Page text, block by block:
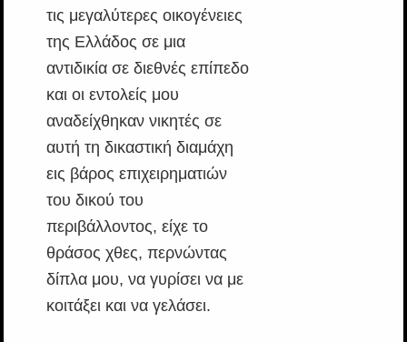
τις μεγαλύτερες οικογένειες
της Ελλάδος σε μια
αντιδικία σε διεθνές επίπεδο
και οι εντολείς μου
αναδείχθηκαν νικητές σε
αυτή τη δικαστική διαμάχη
εις βάρος επιχειρηματιών
του δικού του
περιβάλλοντος, είχε το
θράσος χθες, περνώντας
δίπλα μου, να γυρίσει να με
κοιτάξει και να γελάσει.